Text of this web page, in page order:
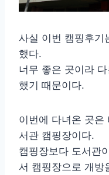
사실 이번 캠핑후기
했다.
너무 좋은 곳이라
했기 때문이다.
이번에 다녀온 곳은
서관 캠핑장이다.
캠핑장보다 도서관
서 캠핑장으로 개방